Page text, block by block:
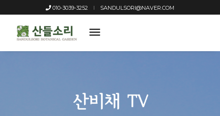
010-3039-3252 SANDULSORI@NAVER.COM
toggle